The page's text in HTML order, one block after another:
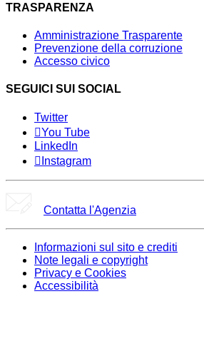
TRASPARENZA
Amministrazione Trasparente
Prevenzione della corruzione
Accesso civico
SEGUICI SUI SOCIAL
Twitter
You Tube
LinkedIn
Instagram
Contatta l'Agenzia
Informazioni sul sito e crediti
Note legali e copyright
Privacy e Cookies
Accessibilità